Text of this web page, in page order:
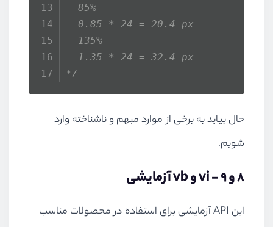
  85%
  0.85 * 24 = 20.4 px
  135%
  1.35 * 24 = 32.4 px
*/
حال بیاید به برخی از موارد مبهم و ناشناخته وارد
شویم.
8 و 9 - vi و vb آزمایشی
این API آزمایشی برای استفاده در محصولات مناسب